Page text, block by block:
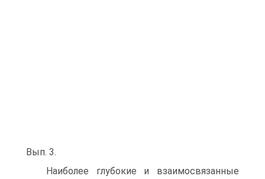
Вып. 3.
Наиболее глубокие и взаимосвязанные